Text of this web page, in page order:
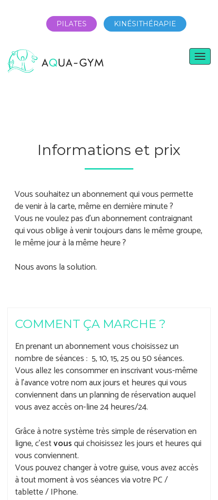
PILATES KINÉSITHÉRAPIE
Informations et prix
Vous souhaitez un abonnement qui vous permette
de venir à la carte, même en dernière minute ?
Vous ne voulez pas d'un abonnement contraignant
qui vous oblige à venir toujours dans le même groupe,
le même jour à la même heure ?
Nous avons la solution.
COMMENT ÇA MARCHE ?
En prenant un abonnement vous choisissez un
nombre de séances : 5, 10, 15, 25 ou 50 séances.
Vous allez les consommer en inscrivant vous-même
à l'avance votre nom aux jours et heures qui vous
conviennent dans un planning de réservation auquel
vous avez accès on-line 24 heures/24.
Grâce à notre système très simple de réservation en
ligne, c'estvousqui choisissez les jours et heures qui
vous conviennent.
Vous pouvez changer à votre guise, vous avez accès
à tout moment à vos séances via votre PC /
tablette / IPhone.